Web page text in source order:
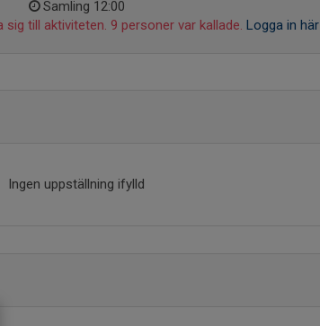
Samling 12:00
sig till aktiviteten. 9 personer var kallade. Logga in här
Ingen uppställning ifylld